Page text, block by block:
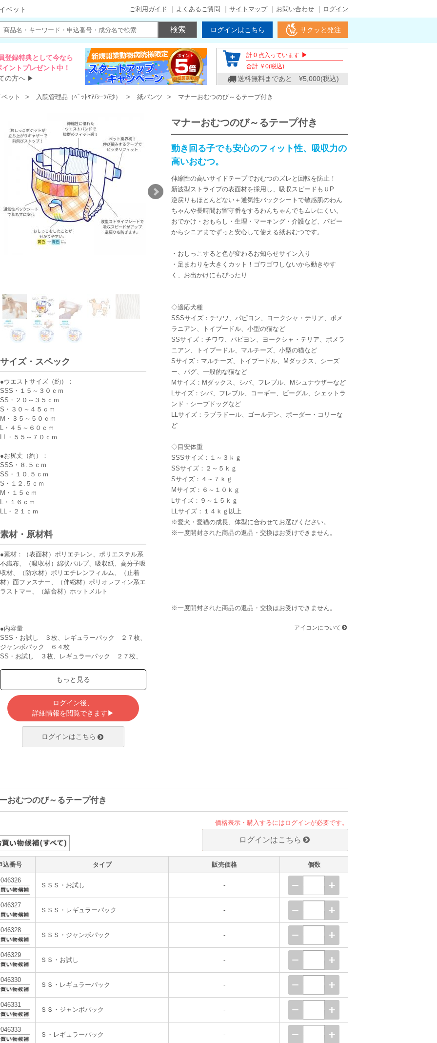
ベット ご利用ガイド よくあるご質問 サイトマップ お問い合わせ ログイン
ログインはこちら サクッと発注
登録特典として今なら
ントプレゼント中！
の方へ ▶
計 0 点入っています ▶
合計 ￥ 0(税込)
送料無料まであと ¥5,000(税込)
ット 入院管理品（ﾍﾟｯﾄｹｱ/ｼｰﾂ/砂） 紙パンツ マナーおむつのび～るテープ付き
伸縮性に優れたウエストバンドで抜群のフィット感 サイズの測り方
サイズ・スペック
●ウエストサイズ（約）：
SSS・１５～３０ｃｍ
SS・２０～３５ｃｍ
S・３０～４５ｃｍ
M・３５～５０ｃｍ
L・４５～６０ｃｍ
LL・５５～７０ｃｍ
●お尻丈（約）：
SSS・８.５ｃｍ
SS・１０.５ｃｍ
S・１２.５ｃｍ
M・１５ｃｍ
L・１６ｃｍ
LL・２１ｃｍ
素材・原材料
●素材：（表面材）ポリエチレン、ポリエステル系
不織布、（吸収材）綿状パルプ、吸収紙、高分子吸
収材、（防水材）ポリエチレンフィルム、（止着
材）面ファスナー、（伸縮材）ポリオレフィン系エ
ラストマー、（結合材）ホットメルト
●内容量
SSS・お試し ３枚、レギュラーパック ２７枚、
ジャンボパック ６４枚
SS・お試し ３枚、レギュラーパック ２７枚、
S・お試し ２枚、レギュラーパック ２４枚、ジ
ャンボパック ５７枚
M・お試し ２枚、レギュラーパック ２２枚、ジ
ャンボパック ５１枚
L・お試し １枚、レギュラーパック １８枚、ジ
ャンボパック ４２枚
ャンボパック ２６枚
●日本製
もっと見る
ログイン後、
詳細情報を閲覧できます▶
ログインはこちら
マナーおむつのび～るテープ付き
動き回る子でも安心のフィット性、吸収力の
高いおむつ。
伸縮性の高いサイドテープでおむつのズレと回転を防止！
新波型ストライプの表面材を採用し、吸収スピードもＵP
逆戻りもほとんどない＋通気性バックシートで敏感肌のわん
ちゃんや長時間お留守番をするわんちゃんでもムレにくい。
おでかけ・おもらし・生理・マーキング・介護など、パピー
からシニアまでずっと安心して使える紙おむつです。
・おしっこすると色が変わるお知らせサイン入り
・足まわりを大きくカット！ゴワゴワしないから動きやす
く、お出かけにもぴったり
◇適応犬種
SSSサイズ：チワワ、パピヨン、ヨークシャ・テリア、ポメ
ラニアン、トイプードル、小型の猫など
SSサイズ：チワワ、パピヨン、ヨークシャ・テリア、ポメラ
ニアン、トイプードル、マルチーズ、小型の猫など
Sサイズ：マルチーズ、トイプードル、Mダックス、シーズ
ー、パグ、一般的な猫など
Mサイズ：Mダックス、シバ、フレブル、Mシュナウザーなど
Lサイズ：シバ、フレブル、コーギー、ビーグル、シェットラ
ンド・シープドッグなど
LLサイズ：ラブラドール、ゴールデン、ボーダー・コリーな
ど
◇目安体重
SSSサイズ：１～３ｋｇ
SSサイズ：２～５ｋｇ
Sサイズ：４～７ｋｇ
Mサイズ：６～１０ｋｇ
Lサイズ：９～１５ｋｇ
LLサイズ：１４ｋｇ以上
※愛犬・愛猫の成長、体型に合わせてお選びください。
※一度開封された商品の返品・交換はお受けできません。
※一度開封された商品の返品・交換はお受けできません。
アイコンについて
おむつのび～るテープ付き
価格表示・購入するにはログインが必要です。
ログインはこちら
込番号 タイプ 販売価格 個数
ＳＳＳ・お試し -
ＳＳＳ・レギュラーパック -
ＳＳＳ・ジャンボパック -
ＳＳ・お試し -
ＳＳ・レギュラーパック -
ＳＳ・ジャンボパック -
Ｓ・レギュラーパック -